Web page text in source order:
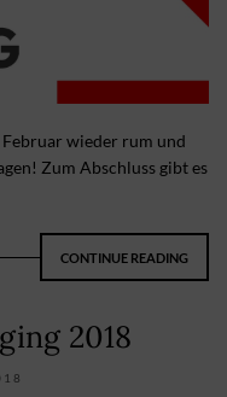
wieder rum und
Zum Abschluss gibt es
CONTINUE READING
2018